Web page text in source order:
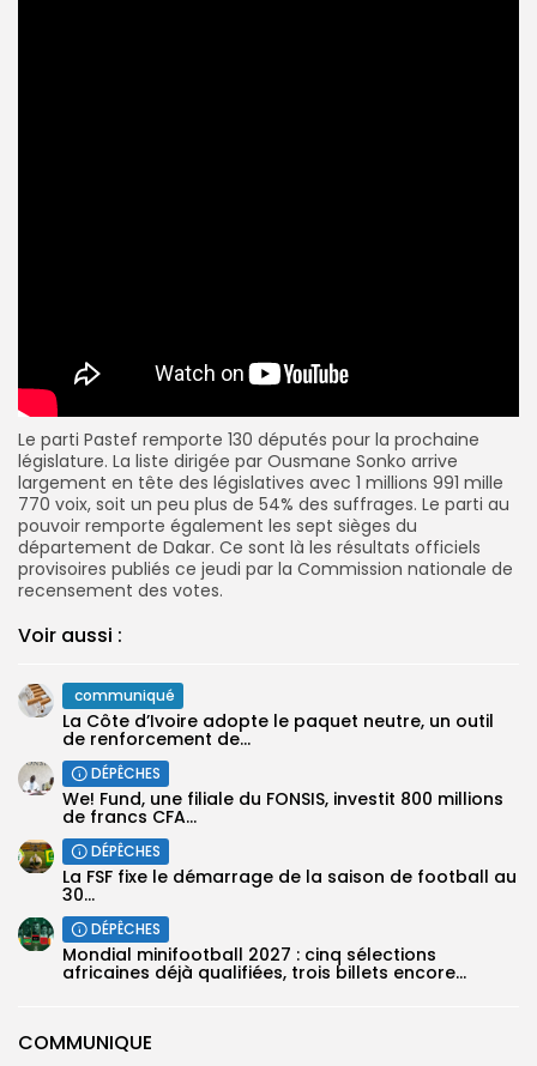
COMMUNIQUE
Le parti Pastef remporte 130 députés pour la prochaine
législature. La liste dirigée par Ousmane Sonko arrive
largement en tête des législatives avec 1 millions 991 mille
770 voix, soit un peu plus de 54% des suffrages. Le parti au
pouvoir remporte également les sept sièges du
département de Dakar. Ce sont là les résultats officiels
provisoires publiés ce jeudi par la Commission nationale de
recensement des votes.
Voir aussi :
communiqué
La Côte d’Ivoire adopte le paquet neutre, un outil
de renforcement de...
DÉPÊCHES
We! Fund, une filiale du FONSIS, investit 800 millions
de francs CFA...
DÉPÊCHES
‎La FSF fixe le démarrage de la saison de football au
30...
DÉPÊCHES
‎Mondial minifootball 2027 : cinq sélections
africaines déjà qualifiées, trois billets encore...